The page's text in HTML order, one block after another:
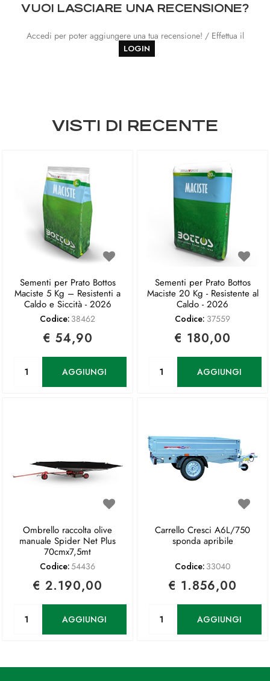
VUOI LASCIARE UNA RECENSIONE?
Accedi per poter aggiungere una tua recensione! / Effettua il
LOGIN
VISTI DI RECENTE
Sementi per Prato Bottos
Maciste 5 Kg – Resistenti a
Caldo e Siccità - 2026
Codice: 38462
€ 54,90
AGGIUNGI
Sementi per Prato Bottos
Maciste 20 Kg - Resistente al
Caldo - 2026
Codice: 37559
€ 180,00
AGGIUNGI
Ombrello raccolta olive
manuale Spider Net Plus
70cmx7,5mt
Codice:54436
€ 2.190,00
AGGIUNGI
Carrello Cresci A6L/750
sponda apribile
Codice: 33040
€ 1.856,00
AGGIUNGI